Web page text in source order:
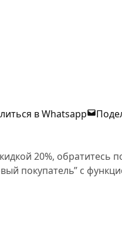
в Whatsapp
20%, обратитесь
покупатель” с